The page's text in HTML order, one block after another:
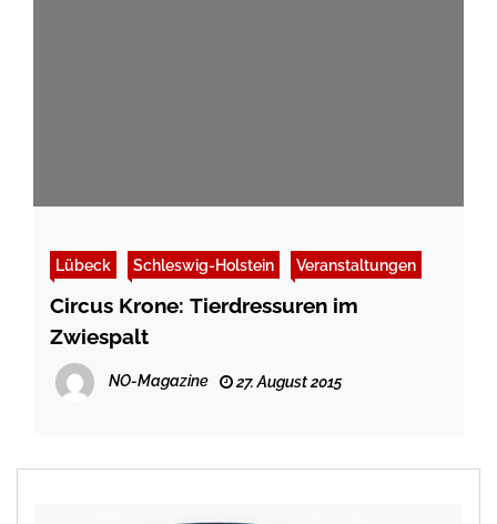
Lübeck Schleswig-Holstein Veranstaltungen
Circus Krone: Tierdressuren im
Zwiespalt
NO-Magazine 27. August 2015